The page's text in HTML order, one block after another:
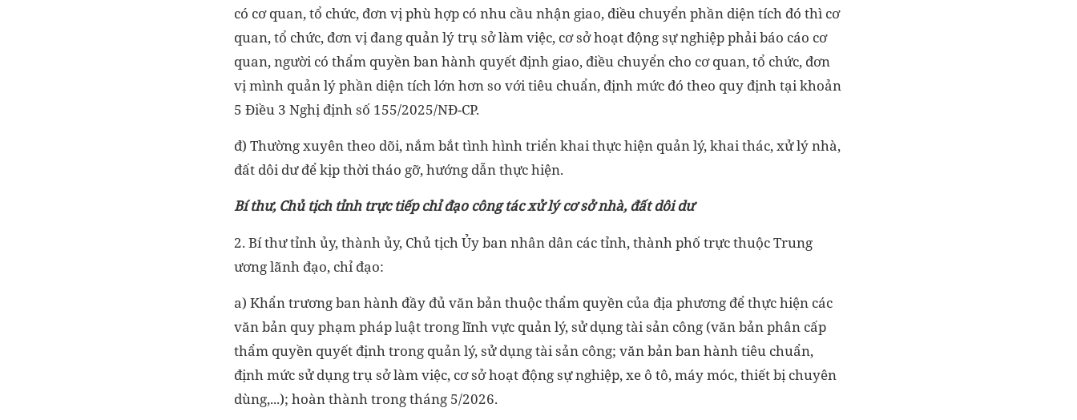
có cơ quan, tổ chức, đơn vị phù hợp có nhu cầu nhận giao, điều chuyển phần diện tích đó thì cơ
quan, tổ chức, đơn vị đang quản lý trụ sở làm việc, cơ sở hoạt động sự nghiệp phải báo cáo cơ
quan, người có thẩm quyền ban hành quyết định giao, điều chuyển cho cơ quan, tổ chức, đơn
vị mình quản lý phần diện tích lớn hơn so với tiêu chuẩn, định mức đó theo quy định tại khoản
5 Điều 3 Nghị định số 155/2025/NĐ-CP.
đ) Thường xuyên theo dõi, nắm bắt tình hình triển khai thực hiện quản lý, khai thác, xử lý nhà,
đất dôi dư để kịp thời tháo gỡ, hướng dẫn thực hiện.
Bí thư, Chủ tịch tỉnh trực tiếp chỉ đạo công tác xử lý cơ sở nhà, đất dôi dư
2. Bí thư tỉnh ủy, thành ủy, Chủ tịch Ủy ban nhân dân các tỉnh, thành phố trực thuộc Trung
ương lãnh đạo, chỉ đạo:
a) Khẩn trương ban hành đầy đủ văn bản thuộc thẩm quyền của địa phương để thực hiện các
văn bản quy phạm pháp luật trong lĩnh vực quản lý, sử dụng tài sản công (văn bản phân cấp
thẩm quyền quyết định trong quản lý, sử dụng tài sản công; văn bản ban hành tiêu chuẩn,
định mức sử dụng trụ sở làm việc, cơ sở hoạt động sự nghiệp, xe ô tô, máy móc, thiết bị chuyên
dùng,...); hoàn thành trong tháng 5/2026.